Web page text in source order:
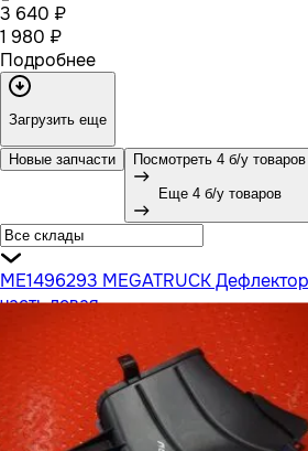
3 640 ₽
1 980 ₽
Подробнее
Загрузить еще
Новые запчасти Посмотреть 4 б/у товаров
Еще 4 б/у товаров
ME1496293 MEGATRUCK
часть левая